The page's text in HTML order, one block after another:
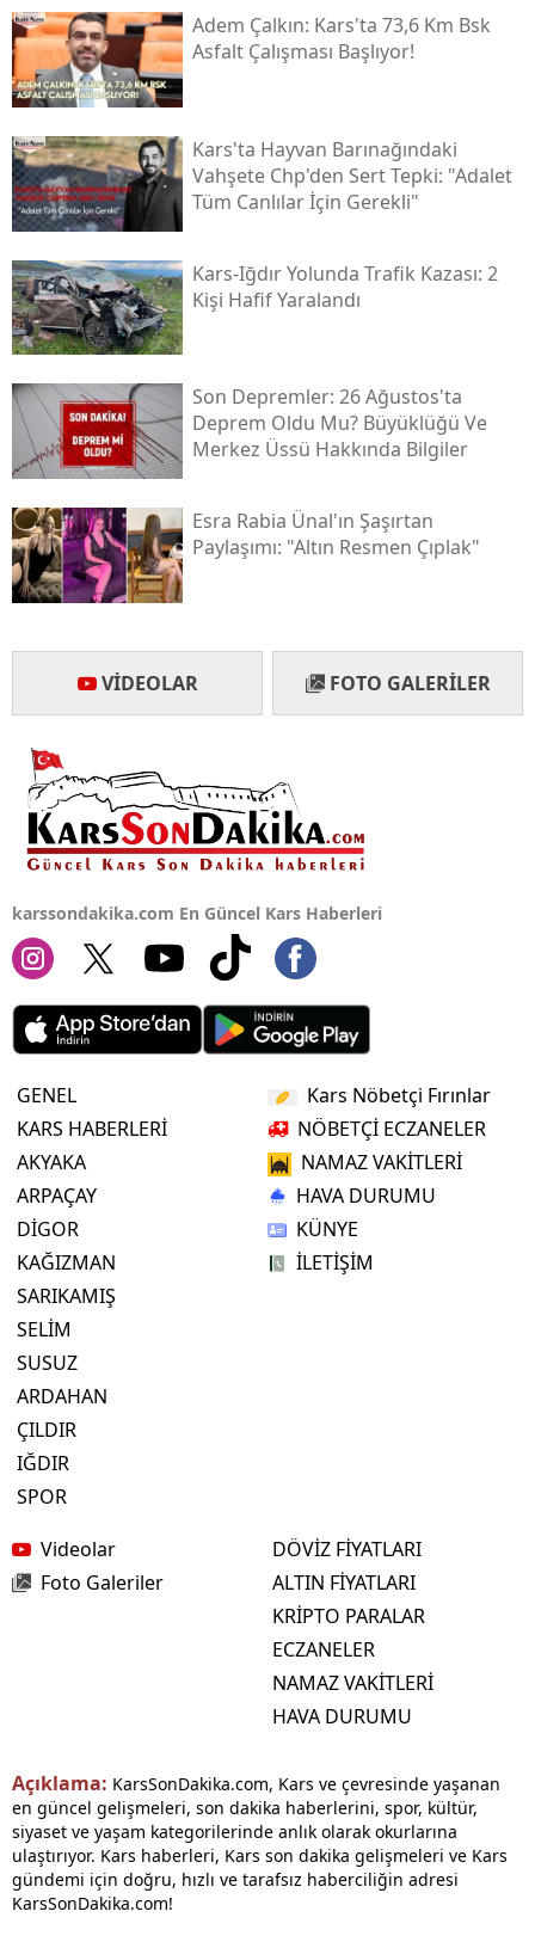
Düzce
Adem Çalkın: Kars'ta 73,6 Km Bsk
Asfalt Çalışması Başlıyor!
Kars'ta Hayvan Barınağındaki
Vahşete Chp'den Sert Tepki: "adalet
Tüm Canlılar İçin Gerekli"
Kars-Iğdır Yolunda Trafik Kazası: 2
Kişi Hafif Yaralandı
Son Depremler: 26 Ağustos'ta
Deprem Oldu Mu? Büyüklüğü Ve
Merkez Üssü Hakkında Bilgiler
Esra Rabia Ünal'ın Şaşırtan
Paylaşımı: "altın Resmen Çıplak"
VIDEOLAR FOTO GALERILER
karssondakika.com En Güncel Kars Haberleri
GENEL
KARS HABERLERİ
AKYAKA
ARPAÇAY
DİGOR
KAĞIZMAN
SARIKAMIŞ
SELİM
SUSUZ
ARDAHAN
ÇILDIR
IĞDIR
SPOR
Kars Nöbetçi Fırınlar
NÖBETÇİ ECZANELER
NAMAZ VAKİTLERİ
HAVA DURUMU
KÜNYE
İLETİŞİM
Videolar
Foto Galeriler
DÖVİZ FİYATLARI
ALTIN FİYATLARI
KRİPTO PARALAR
ECZANELER
NAMAZ VAKİTLERİ
HAVA DURUMU
Açıklama: KarsSonDakika.com, Kars ve çevresinde yaşanan
en güncel gelişmeleri, son dakika haberlerini, spor, kültür,
siyaset ve yaşam kategorilerinde anlık olarak okurlarına
ulaştırıyor. Kars haberleri, Kars son dakika gelişmeleri ve Kars
gündemi için doğru, hızlı ve tarafsız haberciliğin adresi
KarsSonDakika.com!